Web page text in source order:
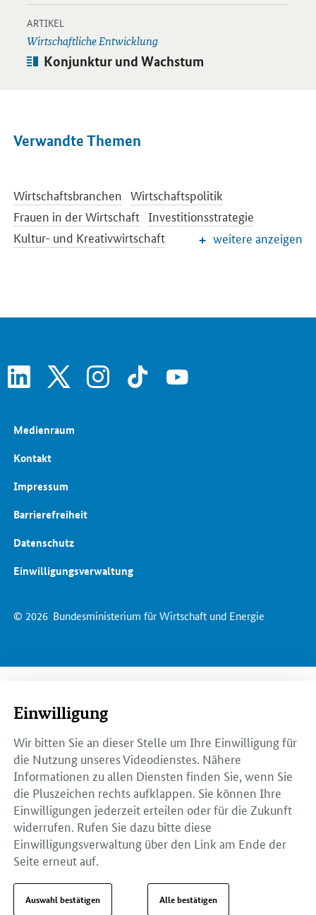
ARTIKEL
Wirtschaftliche Entwicklung
Artikel:
Konjunktur und Wachstum
Öffnet Einzelsicht
Verwandte Themen
Wirtschaftsbranchen Wirtschaftspolitik
Frauen in der Wirtschaft Investitionsstrategie
Kultur- und Kreativwirtschaft
Wettbewerbspolitik
weitere anzeigen
linkedin instagram tiktok youtube
© 2026 Bundesministerium für Wirtschaft und Energie
Medienraum
Kontakt
Impressum
Barrierefreiheit
Datenschutz
Einwilligungsverwaltung
Einwilligung
Wir bitten Sie an dieser Stelle um Ihre Einwilligung für
die Nutzung unseres Videodienstes. Nähere
Informationen zu allen Diensten finden Sie, wenn Sie
die Pluszeichen rechts aufklappen. Sie können Ihre
Einwilligungen jederzeit erteilen oder für die Zukunft
widerrufen. Rufen Sie dazu bitte diese
Einwilligungsverwaltung über den Link am Ende der
Seite erneut auf.
Auswahl bestätigen Alle bestätigen